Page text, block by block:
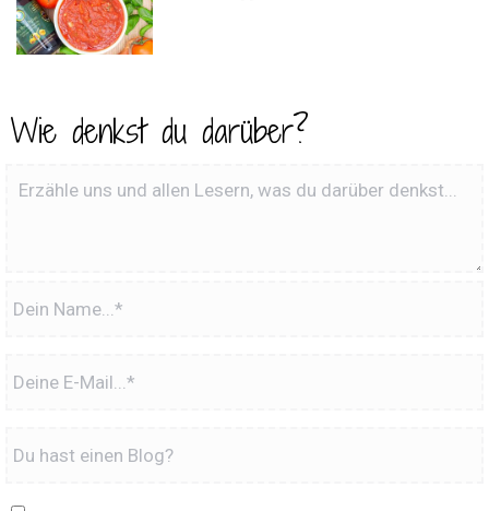
Wie denkst du darüber?